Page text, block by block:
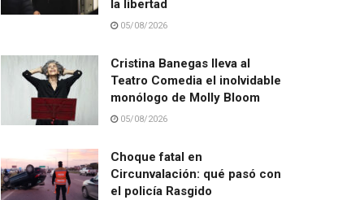
la libertad
05/08/2026
Cristina Banegas lleva al
Teatro Comedia el inolvidable
monólogo de Molly Bloom
05/08/2026
Choque fatal en
Circunvalación: qué pasó con
el policía Rasgido